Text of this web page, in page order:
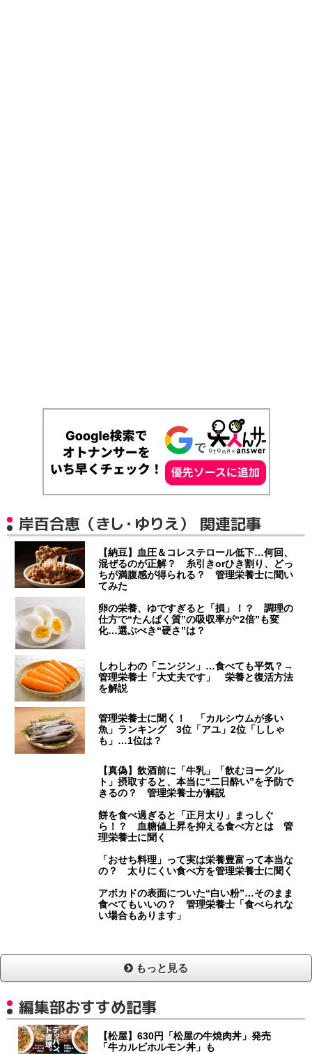
岸百合恵（きし・ゆりえ） 関連記事
【納豆】血圧＆コレステロール低下…何回、
混ぜるのが正解？ 糸引きorひき割り、どっ
ちが満腹感が得られる？ 管理栄養士に聞い
てみた
卵の栄養、ゆですぎると「損」！？ 調理の
仕方で“たんぱく質”の吸収率が“2倍”も変
化…選ぶべき“硬さ”は？
しわしわの「ニンジン」…食べても平気？→
管理栄養士「大丈夫です」 栄養と復活方法
を解説
管理栄養士に聞く！ 「カルシウムが多い
魚」ランキング 3位「アユ」2位「ししゃ
も」…1位は？
【真偽】飲酒前に「牛乳」「飲むヨーグル
ト」摂取すると、本当に“二日酔い”を予防で
きるの？ 管理栄養士が解説
餅を食べ過ぎると「正月太り」まっしぐ
ら！？ 血糖値上昇を抑える食べ方とは 管
理栄養士に聞く
「おせち料理」って実は栄養豊富って本当な
の？ 太りにくい食べ方を管理栄養士に聞く
アボカドの表面についた“白い粉”…そのまま
食べてもいいの？ 管理栄養士「食べられな
い場合もあります」
もっと見る
編集部おすすめ記事
【松屋】630円「松屋の牛焼肉丼」発売
「牛カルビホルモン丼」も